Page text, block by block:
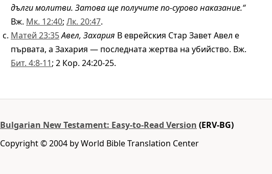
дълги молитви. Затова ще получите по-сурово наказание.“
Вж. Мк. 12:40; Лк. 20:47.
Матей 23:35Авел, Захария В еврейския Стар Завет Авел е
първата, а Захария — последната жертва на убийство. Вж.
Бит. 4:8-11; 2 Кор. 24:20-25.
Bulgarian New Testament: Easy-to-Read Version (ERV-BG)
Copyright © 2004 by World Bible Translation Center